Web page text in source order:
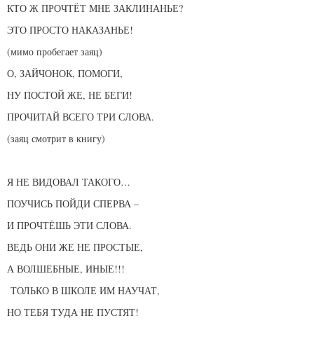
КТО Ж ПРОЧТЁТ МНЕ ЗАКЛИНАНЬЕ?
ЭТО ПРОСТО НАКАЗАНЬЕ!
(мимо пробегает заяц)
О, ЗАЙЧОНОК, ПОМОГИ,
НУ ПОСТОЙ ЖЕ, НЕ БЕГИ!
ПРОЧИТАЙ ВСЕГО ТРИ СЛОВА.
(заяц смотрит в книгу)
Я НЕ ВИДОВАЛ ТАКОГО…
ПОУЧИСЬ ПОЙДИ СПЕРВА –
И ПРОЧТЁШЬ ЭТИ СЛОВА.
ВЕДЬ ОНИ ЖЕ НЕ ПРОСТЫЕ,
А ВОЛШЕБНЫЕ, ИНЫЕ!!!
ТОЛЬКО В ШКОЛЕ ИМ НАУЧАТ,
НО ТЕБЯ ТУДА НЕ ПУСТЯТ!